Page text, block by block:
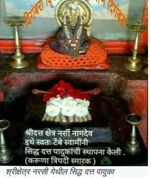
श्रीक्षेत्र नरसी येथील सिद्ध दत्त पादुका